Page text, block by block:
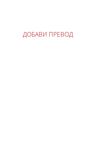
ДОБАВИ ПРЕВОД